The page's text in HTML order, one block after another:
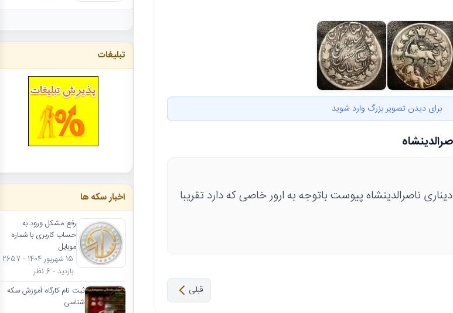
برای دیدن تصویر بزرگ وارد شوید
لطفا راهنمایی بفرمایید سکه 2000دیناری ناصرالدینشاه پیوست باتوجه به ارور خاصی که دارد تقریبا
قبلی
تبلیغات
اخبار سکه ها
رفع مشکل ورود به
حساب کاربری با شماره
موبایل
15 شهریور 1404 - 2657
بازدید - 6 نظر
ثبت نام کارگاه آموزش سکه
شناسی